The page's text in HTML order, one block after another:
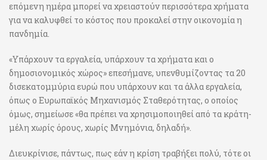
επόμενη ημέρα μπορεί να χρειαστούν περισσότερα χρήματα
για να καλυφθεί το κόστος που προκαλεί στην οικονομία η
πανδημία.
«Υπάρχουν τα εργαλεία, υπάρχουν τα χρήματα και ο
δημοσιονομικός χώρος» επεσήμανε, υπενθυμίζοντας τα 20
δισεκατομμύρια ευρώ που υπάρχουν και τα άλλα εργαλεία,
όπως ο Ευρωπαϊκός Μηχανισμός Σταθερότητας, ο οποίος
όμως, σημείωσε «θα πρέπει να χρησιμοποιηθεί από τα κράτη-
μέλη χωρίς όρους, χωρίς Μνημόνια, δηλαδή».
Διευκρίνισε, πάντως, πως εάν η κρίση τραβήξει πολύ, τότε οι